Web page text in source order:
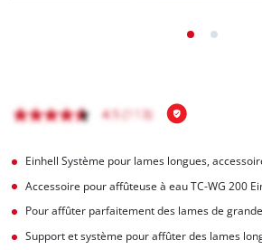
Einhell Système pour lames longues,
Accessoire pour affûteuse à eau TC-WG 200
Pour affûter parfaitement des lames de
Support et système pour affûter des lames